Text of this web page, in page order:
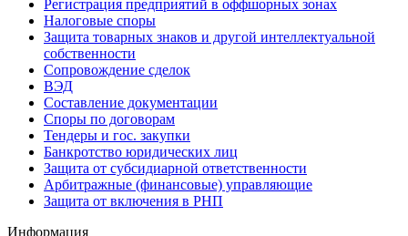
Регистрация предприятий в оффшорных зонах
Налоговые споры
Защита товарных знаков и другой интеллектуальной
собственности
Сопровождение сделок
ВЭД
Составление документации
Споры по договорам
Тендеры и гос. закупки
Банкротство юридических лиц
Защита от субсидиарной ответственности
Арбитражные (финансовые) управляющие
Защита от включения в РНП
Информация